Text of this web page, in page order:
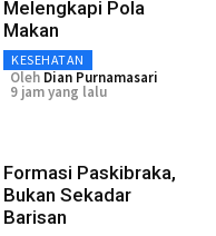
Melengkapi Pola
Makan
KESEHATAN
Oleh Dian Purnamasari
9 jam yang lalu
Formasi Paskibraka,
Bukan Sekadar
Barisan